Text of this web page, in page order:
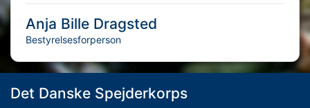
Anja Bille Dragsted
Bestyrelsesforperson
Det Danske Spejderkorps